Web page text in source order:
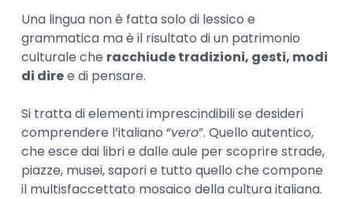
Una lingua non è fatta solo di lessico e
grammatica ma è il risultato di un patrimonio
culturale che racchiude tradizioni, gesti, modi
di diree di pensare.
Si tratta di elementi imprescindibili se desideri
comprendere l’italiano “vero”. Quello autentico,
che esce dai libri e dalle aule per scoprire strade,
piazze, musei, sapori e tutto quello che compone
il multisfaccettato mosaico della cultura italiana.